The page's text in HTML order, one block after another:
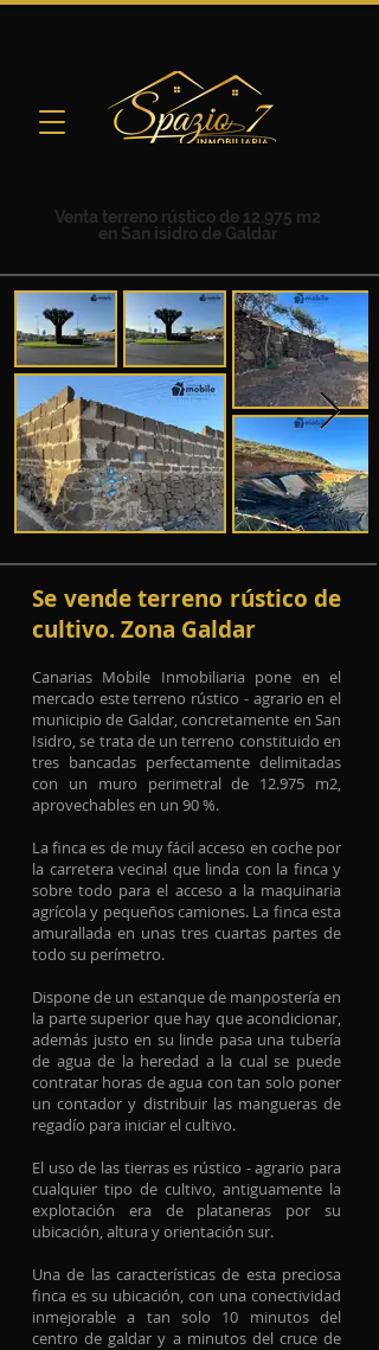
Venta terreno rústico de 12.975 m2
en San isidro de Galdar
Se vende terreno rústico de
cultivo. Zona Galdar
Canarias Mobile Inmobiliaria pone en el
mercado este terreno rústico - agrario en el
municipio de Galdar, concretamente en San
Isidro, se trata de un terreno constituido en
tres bancadas perfectamente delimitadas
con un muro perimetral de 12.975 m2,
aprovechables en un 90 %.
La finca es de muy fácil acceso en coche por
la carretera vecinal que linda con la finca y
sobre todo para el acceso a la maquinaria
agrícola y pequeños camiones. La finca esta
amurallada en unas tres cuartas partes de
todo su perímetro.
Dispone de un estanque de manpostería en
la parte superior que hay que acondicionar,
además justo en su linde pasa una tubería
de agua de la heredad a la cual se puede
contratar horas de agua con tan solo poner
un contador y distribuir las mangueras de
regadío para iniciar el cultivo.
El uso de las tierras es rústico - agrario para
cualquier tipo de cultivo, antiguamente la
explotación era de plataneras por su
ubicación, altura y orientación sur.
Una de las características de esta preciosa
finca es su ubicación, con una conectividad
inmejorable a tan solo 10 minutos del
centro de galdar y a minutos del cruce de